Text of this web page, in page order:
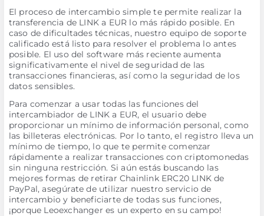
El proceso de intercambio simple te permite realizar la
transferencia de LINK a EUR lo más rápido posible. En
caso de dificultades técnicas, nuestro equipo de soporte
calificado está listo para resolver el problema lo antes
posible. El uso del software más reciente aumenta
significativamente el nivel de seguridad de las
transacciones financieras, así como la seguridad de los
datos sensibles.
Para comenzar a usar todas las funciones del
intercambiador de LINK a EUR, el usuario debe
proporcionar un mínimo de información personal, como
las billeteras electrónicas. Por lo tanto, el registro lleva un
mínimo de tiempo, lo que te permite comenzar
rápidamente a realizar transacciones con criptomonedas
sin ninguna restricción. Si aún estás buscando las
mejores formas de retirar Chainlink ERC20 LINK de
PayPal, asegúrate de utilizar nuestro servicio de
intercambio y beneficiarte de todas sus funciones,
¡porque Leoexchanger es un experto en su campo!